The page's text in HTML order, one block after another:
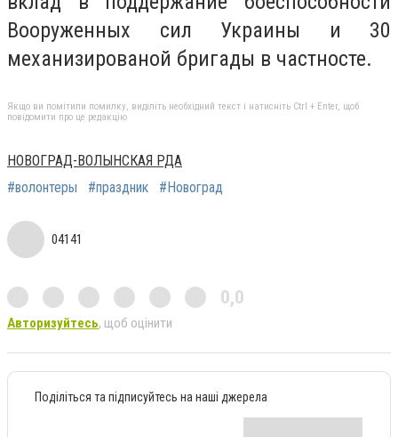
Вооруженных сил Украины и 30
механизированой бригады в частносте.
Якщо ви помітили помилку, виділіть необхідний текст і натисніть Ctrl + Enter, щоб
повідомити про це редакцію
НОВОГРАД-ВОЛЫНСКАЯ РДА
#волонтеры
#праздник #Новоград
04141
0,0
Авторизуйтесь, щоб оцінити
Поділіться та підписуйтесь на наші джерела